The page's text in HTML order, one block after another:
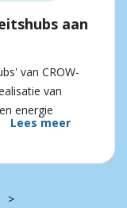
aan
van CROW-
van
energie
Lees meer
>